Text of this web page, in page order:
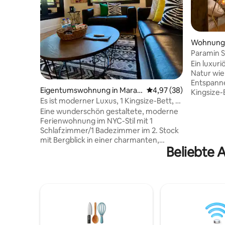
Eigentumswohnung in Marav
al
Durchschnittliche
4,97 (38)
Es ist moderner Luxus, 1 Kingsize-Bett, 1
Badezimmer mit Aussicht
Eine wunderschön gestaltete, moderne
Ferienwohnung im NYC-Stil mit 1
Schlafzimmer/1 Badezimmer im 2. Stock
mit Bergblick in einer charmanten,
älteren, gesicherten Anlage. Ein offen
konzipierter Wohnbereich mit einer voll
im Kleiderschrank und einem
fantastischen Badezimmer für einen
Paramin
Ein
Natur
kreative
Tage,
Beliebte